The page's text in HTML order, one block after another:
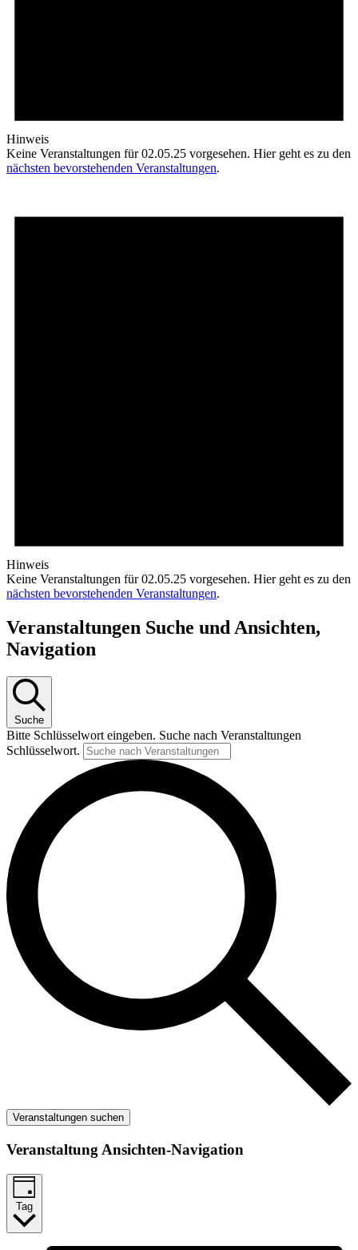
Hinweis
Keine Veranstaltungen für 02.05.25 vorgesehen. Hier geht es zu den
nächsten bevorstehenden Veranstaltungen.
Hinweis
Keine Veranstaltungen für 02.05.25 vorgesehen. Hier geht es zu den
nächsten bevorstehenden Veranstaltungen.
Veranstaltungen Suche und Ansichten,
Navigation
Suche
Bitte Schlüsselwort eingeben. Suche nach Veranstaltungen
Schlüsselwort.
Veranstaltungen suchen
Veranstaltung Ansichten-Navigation
Tag